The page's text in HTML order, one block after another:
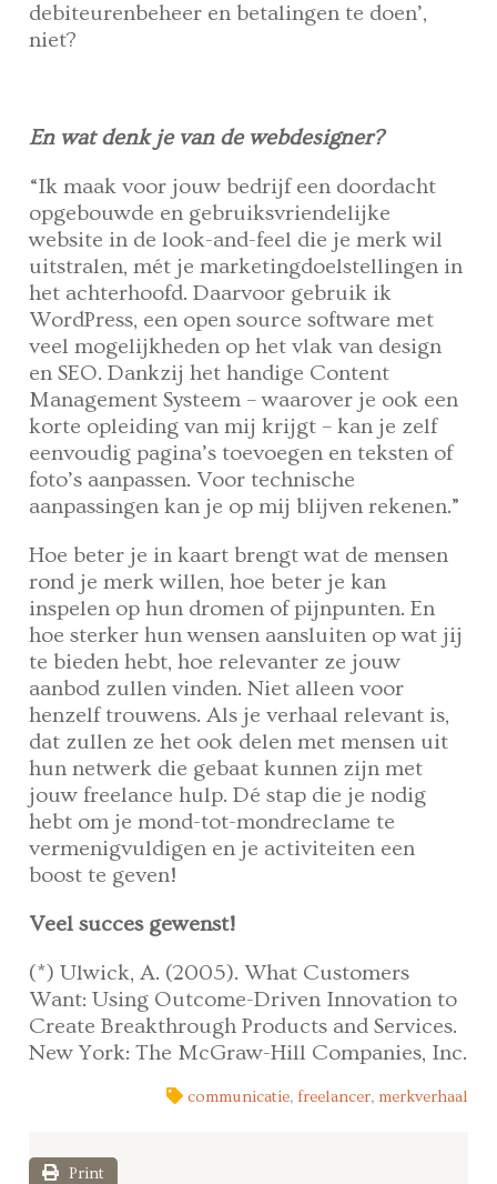
debiteurenbeheer en betalingen te doen’,
niet?
En wat denk je van de webdesigner?
“Ik maak voor jouw bedrijf een doordacht
opgebouwde en gebruiksvriendelijke
website in de look-and-feel die je merk wil
uitstralen, mét je marketingdoelstellingen in
het achterhoofd. Daarvoor gebruik ik
WordPress, een open source software met
veel mogelijkheden op het vlak van design
en SEO. Dankzij het handige Content
Management Systeem – waarover je ook een
korte opleiding van mij krijgt – kan je zelf
eenvoudig pagina’s toevoegen en teksten of
foto’s aanpassen. Voor technische
aanpassingen kan je op mij blijven rekenen.”
Hoe beter je in kaart brengt wat de mensen
rond je merk willen, hoe beter je kan
inspelen op hun dromen of pijnpunten. En
hoe sterker hun wensen aansluiten op wat jij
te bieden hebt, hoe relevanter ze jouw
aanbod zullen vinden. Niet alleen voor
henzelf trouwens. Als je verhaal relevant is,
dat zullen ze het ook delen met mensen uit
hun netwerk die gebaat kunnen zijn met
jouw freelance hulp. Dé stap die je nodig
hebt om je mond-tot-mondreclame te
vermenigvuldigen en je activiteiten een
boost te geven!
Veel succes gewenst!
(*) Ulwick, A. (2005). What Customers
Want: Using Outcome-Driven Innovation to
Create Breakthrough Products and Services.
New York: The McGraw-Hill Companies, Inc.
communicatie, freelancer, merkverhaal
Print